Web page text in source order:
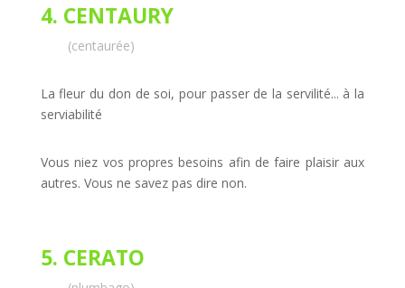
4. CENTAURY
(centaurée)
La fleur du don de soi, pour passer de la servilité... à la
serviabilité
Vous niez vos propres besoins afin de faire plaisir aux
autres. Vous ne savez pas dire non.
5. CERATO